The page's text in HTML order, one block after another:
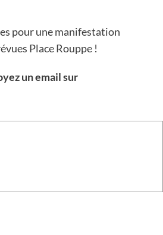
pour une manifestation
Place Rouppe !
un email sur